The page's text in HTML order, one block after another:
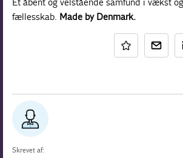
fællesskab. Made by Denmark.
Skrevet af: